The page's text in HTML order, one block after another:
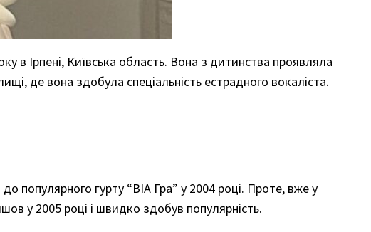
в Ірпені, Київська область. Вона з дитинства проявляла
де вона здобула спеціальність естрадного вокаліста.
популярного гурту “ВІА Гра” у 2004 році. Проте, вже у
у 2005 році і швидко здобув популярність.